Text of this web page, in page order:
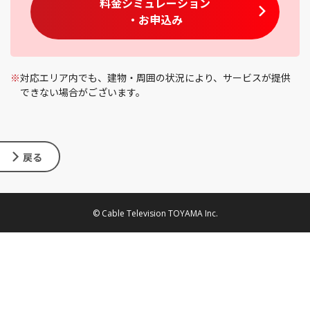
・お申込み
※対応エリア内でも、建物・周囲の状況により、サービスが提供
できない場合がございます。
戻る
© Cable Television TOYAMA Inc.